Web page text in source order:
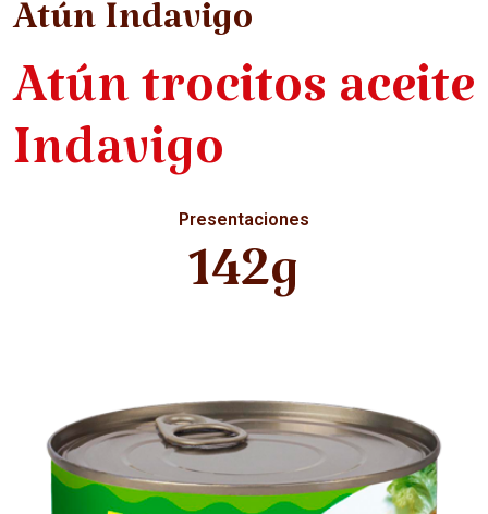
Atún Indavigo
Atún trocitos aceite
Indavigo
Presentaciones
142g